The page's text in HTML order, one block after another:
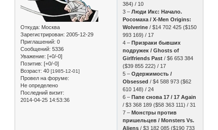
Откуда: Москва
Зарегистрирован: 2005-12-29
Приглашений: 0
Сообщений: 5336
Уважение: [+0/-0]
Позитив: [+0/-0]
Возраст: 40 [1985-12-01]
Провел на форуме:
Не определено
Последний визит:
2014-04-25 14:53:36
384) / 10
3 –Люди Икс: Начало.
Росомаха / X-Men Origins:
Wolverine/ $14 702 425 ($150
993 169) / 17
4 –Призраки бывших
подружек / Ghosts of
Girlfriends Past/ $6 653 384
($39 855 222) / 17
5 –Одержимость /
Obsessed/ $4 588 973 ($62
610 148) / 24
6 –Папе снова 17 / 17 Again
/ $3 368 189 ($58 363 111) / 31
7 –Монстры против
пришельцев / Monsters Vs.
Aliens / $3 182 085 ($190 733